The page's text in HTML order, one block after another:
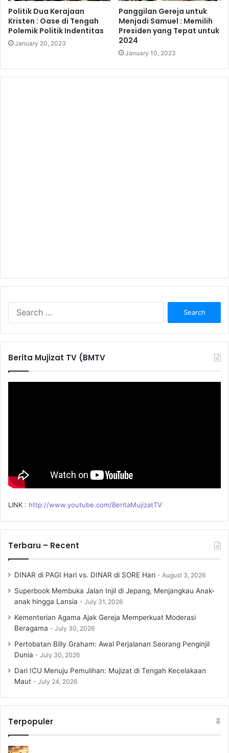
Politik Dua Kerajaan
Kristen : Oase di Tengah
Polemik Politik Indentitas
January 20, 2023
Panggilan Gereja untuk
Menjadi Samuel : Memilih
Presiden yang Tepat untuk
2024
January 10, 2023
f
o
Berita Mujizat TV (BMTV
LINK : http://www.youtube.com/BeritaMujizatTV
Terbaru – Recent
DINAR di PAGI Hari vs. DINAR di SORE Hari August 3, 2026
Superbook Membuka Jalan Injil di Jepang, Menjangkau Anak-
anak hingga Lansia
July 31, 2026
Kementerian Agama Ajak Gereja Memperkuat Moderasi
Beragama
July 30, 2026
Pertobatan Billy Graham: Awal Perjalanan Seorang Penginjil
Dunia
July 30, 2026
Dari ICU Menuju Pemulihan: Mujizat di Tengah Kecelakaan
Maut
July 24, 2026
Terpopuler